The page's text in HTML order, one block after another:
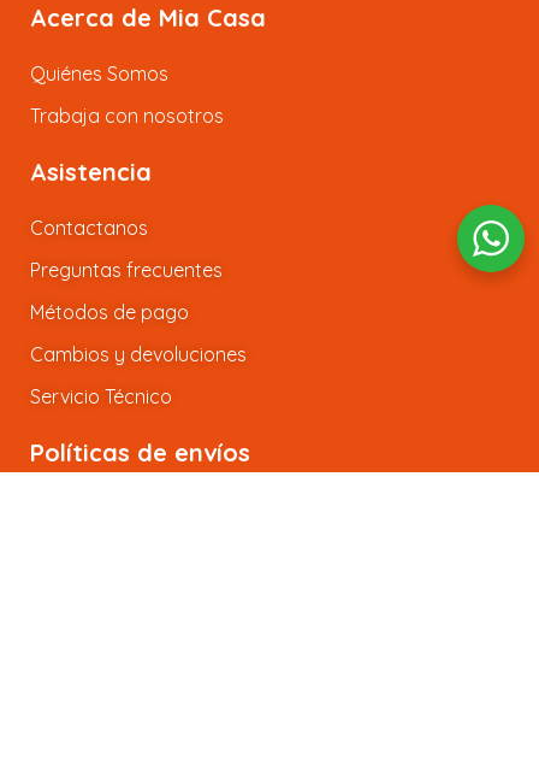
Acerca de Mia Casa
Quiénes Somos
Trabaja con nosotros
Asistencia
Contactanos
Preguntas frecuentes
Métodos de pago
Cambios y devoluciones
Servicio Técnico
Políticas de envíos